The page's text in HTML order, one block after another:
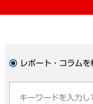
レポート・コラムを